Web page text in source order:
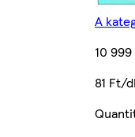
A
10
81 Ft/